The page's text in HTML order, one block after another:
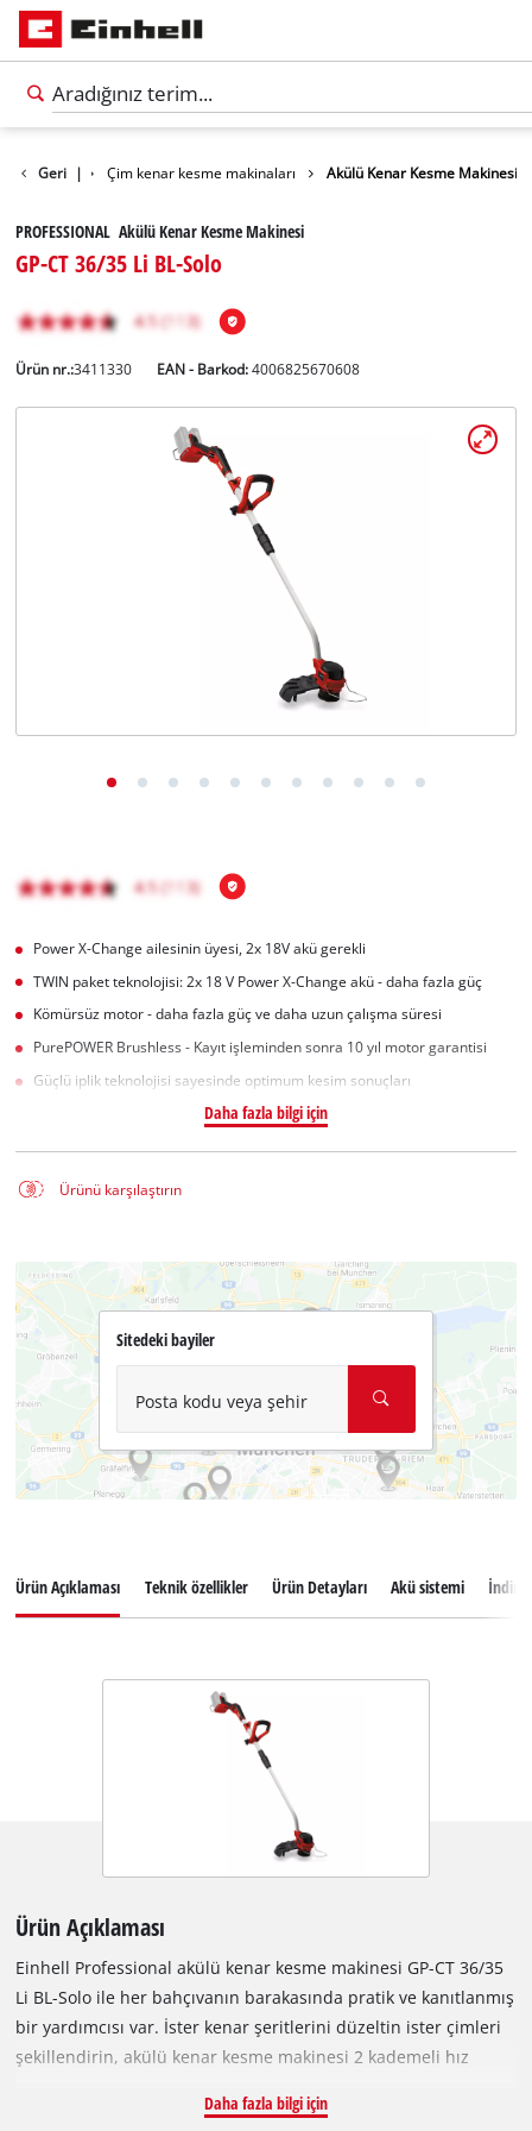
Geri |
Tırpanlar Çim kenar kesme makinaları Akülü Kenar Kesme Makinesi
PROFESSIONAL Akülü Kenar Kesme Makinesi
GP-CT 36/35 Li BL-Solo
Ürün nr.:3411330 EAN - Barkod:4006825670608
Power X-Change ailesinin üyesi, 2x 18V akü gerekli
TWIN paket teknolojisi: 2x 18 V Power X-Change akü - daha fazla güç
Kömürsüz motor - daha fazla güç ve daha uzun çalışma süresi
PurePOWER Brushless - Kayıt işleminden sonra 10 yıl motor garantisi
Güçlü iplik teknolojisi sayesinde optimum kesim sonuçları
Daha fazla bilgi için
Ürünü karşılaştırın
Sitedeki bayiler
Posta kodu veya şehir
Ürün Açıklaması Teknik özellikler Ürün Detayları Akü sistemi
Ürün Açıklaması
Einhell Professional akülü kenar kesme makinesi GP-CT 36/35
Li BL-Solo ile her bahçıvanın barakasında pratik ve kanıtlanmış
bir yardımcısı var. İster kenar şeritlerini düzeltin ister çimleri
şekillendirin, akülü kenar kesme makinesi 2 kademeli hız
Change ailesinin bir üyesidir. Aküler, bu sistem serisindeki
Daha fazla bilgi için